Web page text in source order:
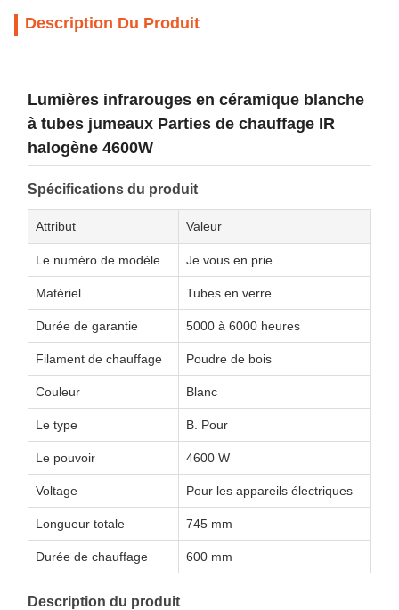
Description Du Produit
Lumières infrarouges en céramique blanche
à tubes jumeaux Parties de chauffage IR
halogène 4600W
Spécifications du produit
Attribut Valeur
Le numéro de modèle. Je vous en prie.
Matériel Tubes en verre
Durée de garantie 5000 à 6000 heures
Filament de chauffage Poudre de bois
Couleur Blanc
Le type B. Pour
Le pouvoir 4600 W
Voltage Pour les appareils électriques
Longueur totale 745 mm
Durée de chauffage 600 mm
Description du produit